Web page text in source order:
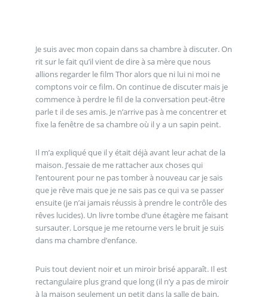
Je suis avec mon copain dans sa chambre à discuter. On
rit sur le fait qu’il vient de dire à sa mère que nous
allions regarder le film Thor alors que ni lui ni moi ne
comptons voir ce film. On continue de discuter mais je
commence à perdre le fil de la conversation peut-être
parle t il de ses amis. Je n’arrive pas à me concentrer et
fixe la fenêtre de sa chambre où il y a un sapin peint.
Il m’a expliqué que il y était déjà avant leur achat de la
maison. J’essaie de me rattacher aux choses qui
l’entourent pour ne pas tomber à nouveau car je sais
que je rêve mais que je ne sais pas ce qui va se passer
ensuite (je n’ai jamais réussis à prendre le contrôle des
rêves lucides). Un livre tombe d’une étagère me faisant
sursauter. Lorsque je me retourne vers le bruit je suis
dans ma chambre d’enfance.
Puis tout devient noir et un miroir brisé apparaît. Il est
rectangulaire plus grand que long (il n’y a pas de miroir
à la maison seulement un petit dans la salle de bain,